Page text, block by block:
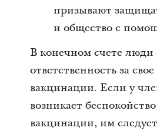
призывают
и общество с
В конечном счете люди
ответственность за
вакцинации. Если у
возникает
вакцинации, им